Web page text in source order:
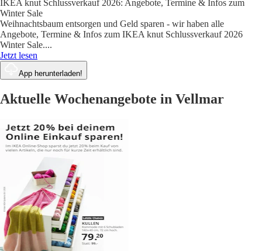
IKEA knut Schlussverkauf 2026: Angebote, Termine & Infos zum
Winter Sale
Weihnachtsbaum entsorgen und Geld sparen - wir haben alle
Angebote, Termine & Infos zum IKEA knut Schlussverkauf 2026
Winter Sale....
Jetzt lesen
App herunterladen!
Aktuelle Wochenangebote in Vellmar